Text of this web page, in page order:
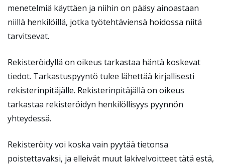
menetelmiä käyttäen ja niihin on pääsy ainoastaan
niillä henkilöillä, jotka työtehtäviensä hoidossa niitä
tarvitsevat.
Rekisteröidyllä on oikeus tarkastaa häntä koskevat
tiedot. Tarkastuspyyntö tulee lähettää kirjallisesti
rekisterinpitäjälle. Rekisterinpitäjällä on oikeus
tarkastaa rekisteröidyn henkilöllisyys pyynnön
yhteydessä.
Rekisteröity voi koska vain pyytää tietonsa
poistettavaksi, ja elleivät muut lakivelvoitteet tätä estä,